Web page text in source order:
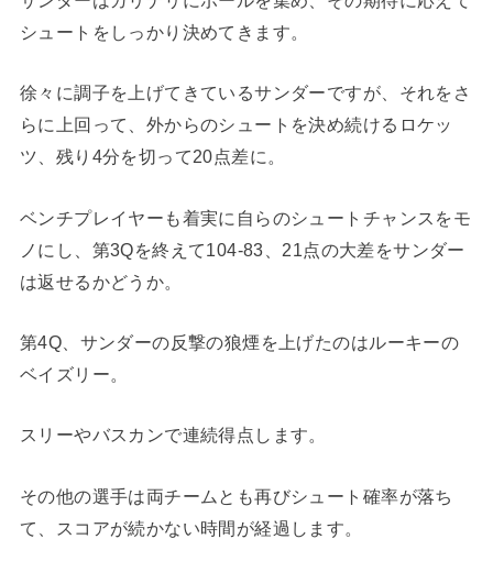
シュートをしっかり決めてきます。
徐々に調子を上げてきているサンダーですが、それをさ
らに上回って、外からのシュートを決め続けるロケッ
ツ、残り4分を切って20点差に。
ベンチプレイヤーも着実に自らのシュートチャンスをモ
ノにし、第3Qを終えて104-83、21点の大差をサンダー
は返せるかどうか。
第4Q、サンダーの反撃の狼煙を上げたのはルーキーの
ベイズリー。
スリーやバスカンで連続得点します。
その他の選手は両チームとも再びシュート確率が落ち
て、スコアが続かない時間が経過します。